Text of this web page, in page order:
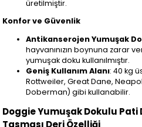
üretilmiştir.
Konfor ve Güvenlik
Antikanserojen Yumuşak
hayvanınızın boynuna zarar
yumuşak doku kullanılmıştır.
Geniş Kullanım Alanı: 40 kg
Rottweiler, Great Dane,
Doberman) gibi kullanabilir.
Doggie Yumuşak Dokulu Pati
Tasması Deri Özelliği